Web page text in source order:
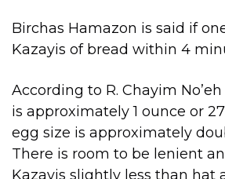
Birchas Hamazon is said if
Kazayis of bread within 4
According to R. Chayim
is approximately 1 ounce or
egg size is approximately
There is room to be lenient
Kazayis slightly less than hat